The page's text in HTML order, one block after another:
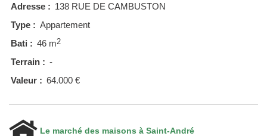
Adresse : 138 RUE DE CAMBUSTON
Type : Appartement
Bati : 46 m2
Terrain : -
Valeur : 64.000 €
Le marché des maisons à Saint-André